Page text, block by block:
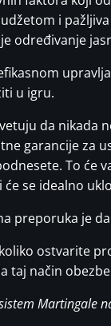
i
određivanje
u igru.
da nikada
garancije za
To će
će se idealno
preporuka je
ostvarite
taj način
Martingale